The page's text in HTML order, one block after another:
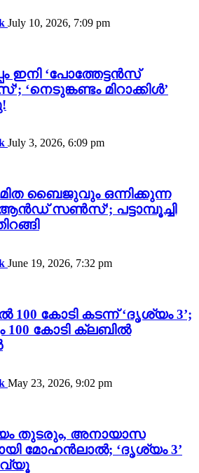
July 10, 2026, 7:09 pm
ഇനി ‘പോത്തേട്ടൻസ്
‘നെടുങ്കണ്ടം മിറാക്കിൾ’
July 3, 2026, 6:09 pm
ബൈജുവും ഒന്നിക്കുന്ന
സൺസ്’; പട്ടാമ്പൂച്ചി
June 19, 2026, 7:32 pm
100 കോടി കടന്ന് ‘ദൃശ്യം 3’;
കോടി ക്ലബിൽ
May 23, 2026, 9:02 pm
തുടരും, അനായാസ
മോഹൻലാൽ; ‘ദൃശ്യം 3’